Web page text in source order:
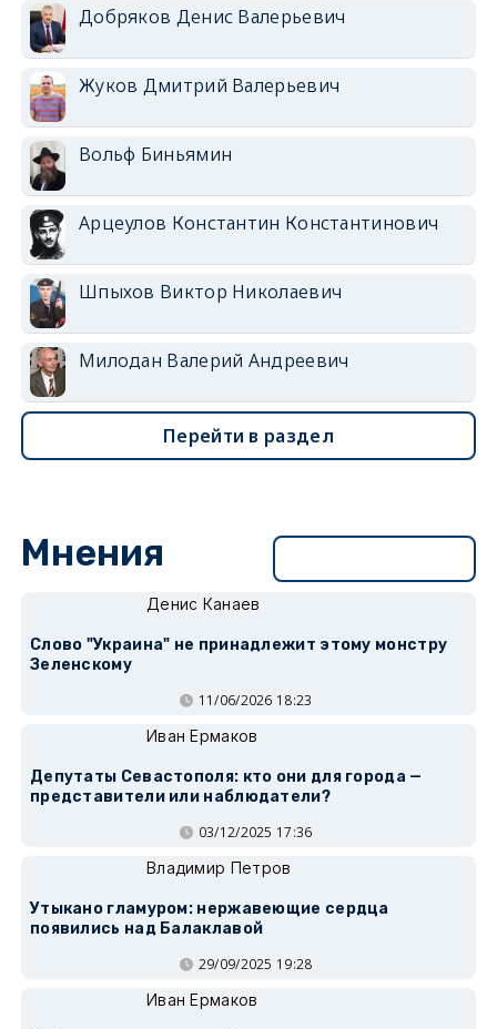
Добряков Денис Валерьевич
Жуков Дмитрий Валерьевич
Вольф Биньямин
Арцеулов Константин Константинович
Шпыхов Виктор Николаевич
Милодан Валерий Андреевич
Перейти в раздел
Мнения
Денис Канаев
Слово "Украина" не принадлежит этому монстру
Зеленскому
11/06/2026 18:23
Иван Ермаков
Депутаты Севастополя: кто они для города —
представители или наблюдатели?
03/12/2025 17:36
Владимир Петров
Утыкано гламуром: нержавеющие сердца
появились над Балаклавой
29/09/2025 19:28
Иван Ермаков